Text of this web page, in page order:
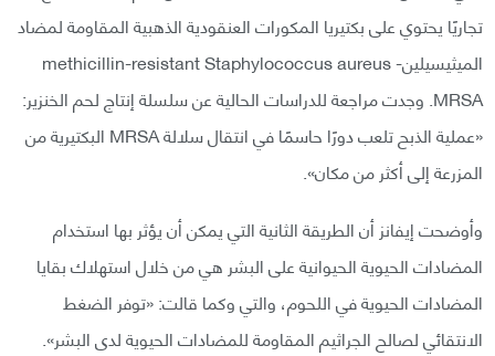
تجاريًا يحتوي على بكتيريا المكورات العنقودية الذهبية المقاومة لمضاد
الميثيسيلينmethicillin-resistant Staphylococcus aureus -
MRSA. وجدت مراجعة للدراسات الحالية عن سلسلة إنتاج لحم الخنزير:
«عملية الذبح تلعب دورًا حاسمًا في انتقال سلالة MRSA البكتيرية من
المزرعة إلى أكثر من مكان».
وأوضحت إيفانز أن الطريقة الثانية التي يمكن أن يؤثر بها استخدام
المضادات الحيوية الحيوانية على البشر هي من خلال استهلاك بقايا
المضادات الحيوية في اللحوم، والتي وكما قالت: «توفر الضغط
الانتقائي لصالح الجراثيم المقاومة للمضادات الحيوية لدى البشر».